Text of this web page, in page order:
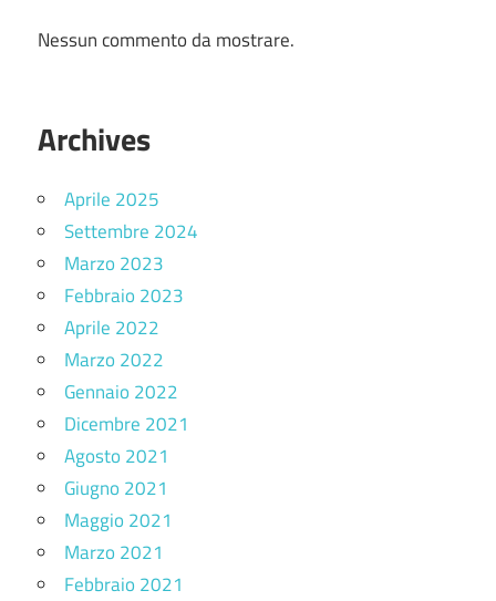
Nessun commento da mostrare.
Archives
Aprile 2025
Settembre 2024
Marzo 2023
Febbraio 2023
Aprile 2022
Marzo 2022
Gennaio 2022
Dicembre 2021
Agosto 2021
Giugno 2021
Maggio 2021
Marzo 2021
Febbraio 2021